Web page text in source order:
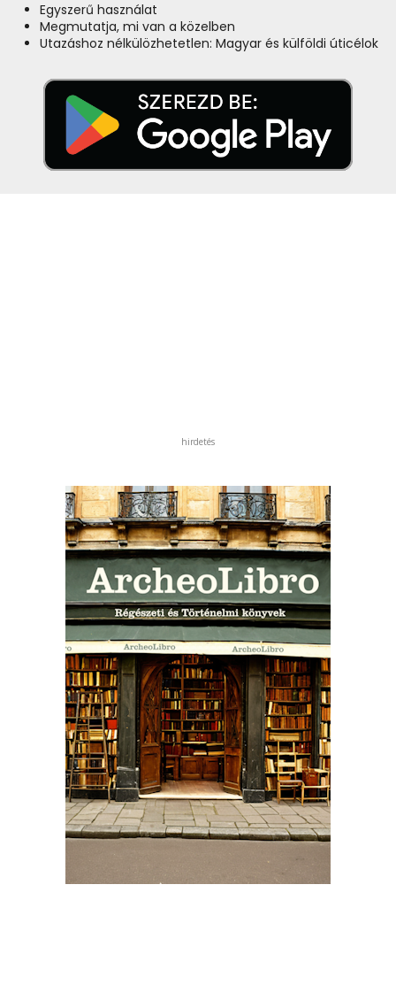
Egyszerű használat
Megmutatja, mi van a közelben
Utazáshoz nélkülözhetetlen: Magyar és külföldi úticélok
hirdetés